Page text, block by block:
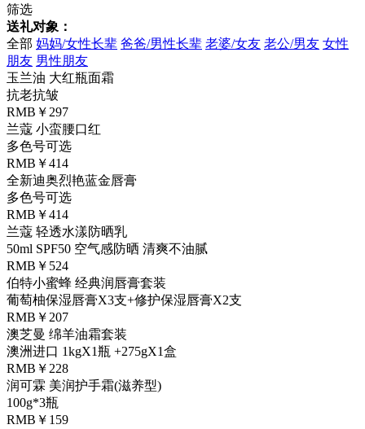
筛选
送礼对象：
全部 妈妈/女性长辈 爸爸/男性长辈 老婆/女友 老公/男友 女性
朋友 男性朋友
玉兰油 大红瓶面霜
抗老抗皱
RMB￥297
兰蔻 小蛮腰口红
多色号可选
RMB￥414
全新迪奥烈艳蓝金唇膏
多色号可选
RMB￥414
兰蔻 轻透水漾防晒乳
50ml SPF50 空气感防晒 清爽不油腻
RMB￥524
伯特小蜜蜂 经典润唇膏套装
葡萄柚保湿唇膏X3支+修护保湿唇膏X2支
RMB￥207
澳芝曼 绵羊油霜套装
澳洲进口 1kgX1瓶 +275gX1盒
RMB￥228
润可霖 美润护手霜(滋养型)
100g*3瓶
RMB￥159